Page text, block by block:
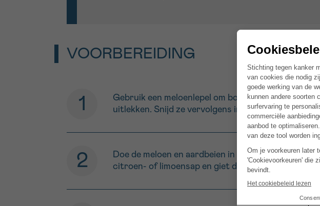
VOORBEREIDING
Gebruik een meloenlepel om bolletjes uit de
uitlekken. Snijd ze vervolgens in kleine stukjes.
Doe de meloen en aardbeien in een grote kom of
citroen- of limoensap en giet dit mengsel over